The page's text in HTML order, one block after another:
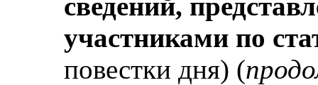
участниками по
повестки дня) (